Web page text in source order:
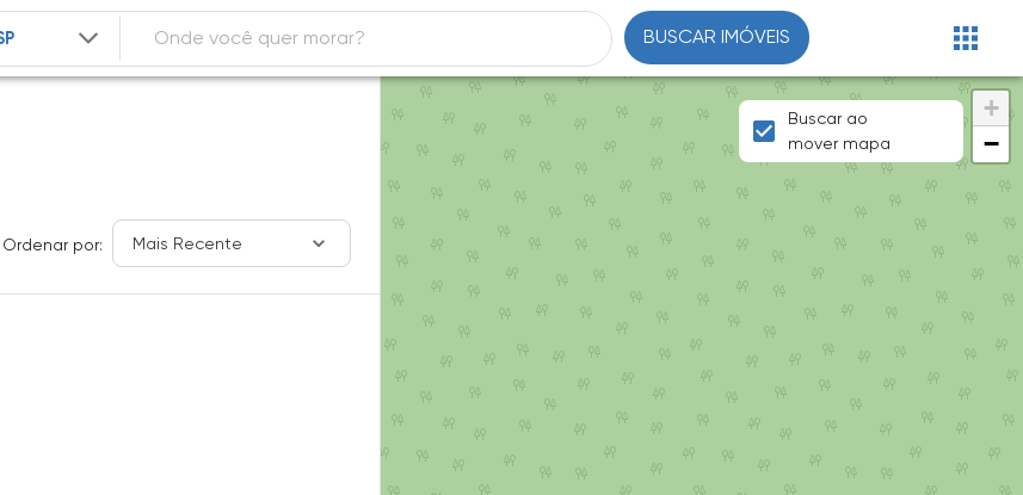
BUSCAR IMÓVEIS
Ordenar por: Mais Recente
+
−
Buscar ao
mover mapa